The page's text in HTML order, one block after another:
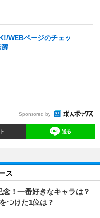
WEBページのチェッ
躍
Sponsored by
送る
ス
！一番好きなキャラは？
つけた1位は？